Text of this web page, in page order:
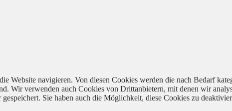
Website navigieren. Von diesen Cookies werden die nach Bedarf
Wir verwenden auch Cookies von Drittanbietern, mit denen wir
Sie haben auch die Möglichkeit, diese Cookies zu